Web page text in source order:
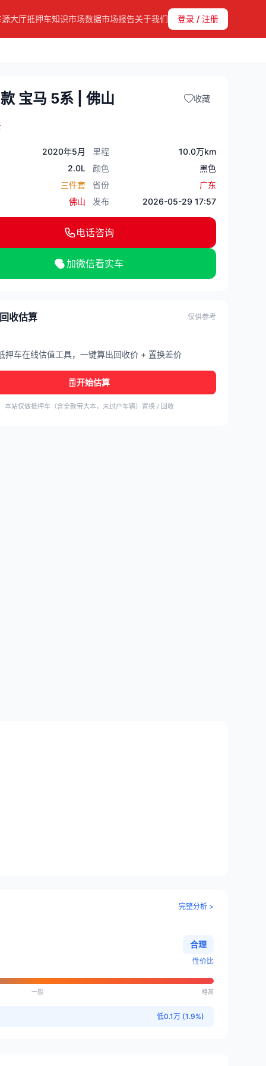
源大厅抵押车知识市场数据市场报告关于我们 登录 / 注册
宝马 5系 | 佛山 收藏
2020年5月 里程
10.0万km
2.0L
颜色
黑色
三件套
省份
广东
佛山
发布 2026-05-29 17:57
电话咨询
加微信看实车
收估算 仅供参考
押车在线估值工具，一键算出回收价 + 置换差价
开始估算
本站仅做抵押车（含全款带大本，未过户车辆）置换 / 回收
完整分析 >
合理
性价比
一般 略高
低0.1万 (1.9%)